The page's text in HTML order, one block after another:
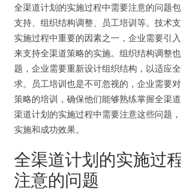
全渠道计划的实施过程中需要注意的问题
支持、组织结构调整、员工培训等。技术
实施过程中重要的因素之一，企业需要引
来支持全渠道策略的实施。组织结构调整
题，企业需要重新设计组织结构，以适应
求。员工培训也是不可忽视的，企业需要
策略的培训，确保他们能够熟练掌握全渠
渠道计划的实施过程中需要注意这些问题
实施和成功效果。
全渠道计划的实施过
注意的问题